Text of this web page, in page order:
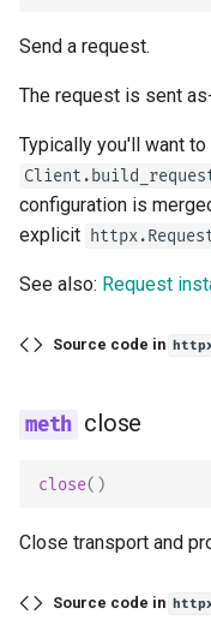
Send a request.
The request is sent
Typically you'll want
configuration is
explicit
See also: Request
Source code in
close
close()
Close transport and
Source code in